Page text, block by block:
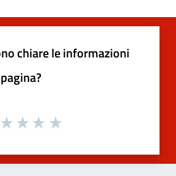
chiare le informazioni